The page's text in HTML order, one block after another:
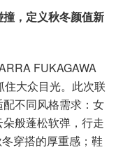
，定义秋冬颜值新
FUKAGAWA
住大众目光。此次联
不同风格需求：女
般蓬松软弹，行走
穿搭的厚重感；鞋